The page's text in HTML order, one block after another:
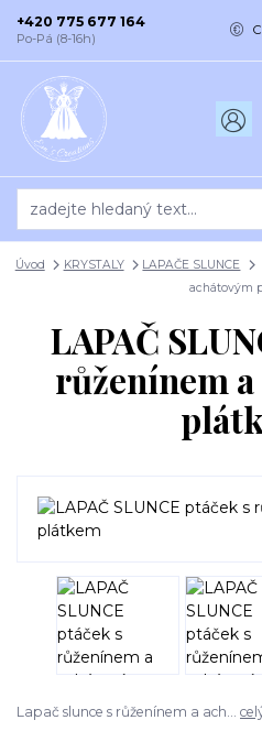
+420 775 677 164
Po-Pá (8-16h)
Úvod KRYSTALY LAPAČE SLUNCE
achátovým
LAPAČ
růženínem
Lapač slunce s růženínem a ach...